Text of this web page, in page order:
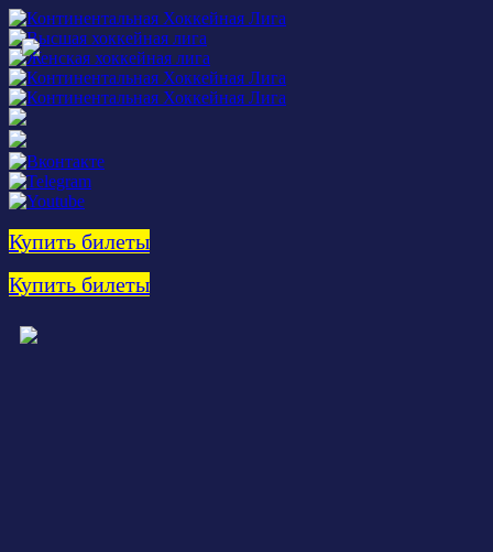
Купить билеты
Купить билеты